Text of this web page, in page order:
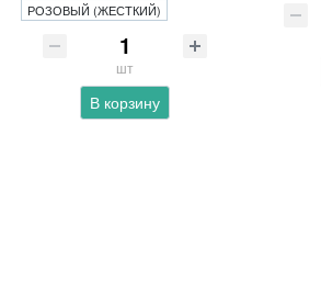
РОЗОВЫЙ (ЖЕСТКИЙ)
шт
В корзину